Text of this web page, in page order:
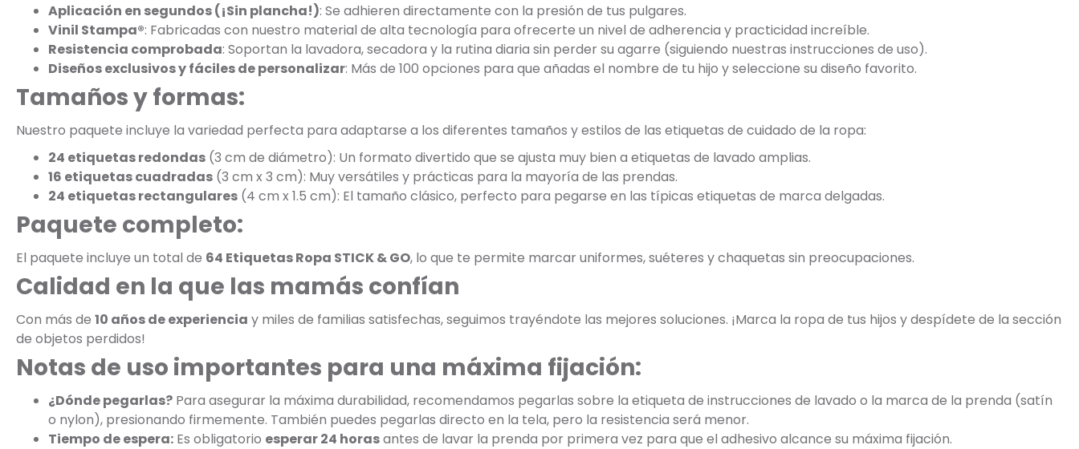
Aplicación en segundos (¡Sin plancha!): Se adhieren directamente con la presión de tus pulgares.
Vinil Stampa®: Fabricadas con nuestro material de alta tecnología para ofrecerte un nivel de adherencia y practicidad increíble.
Resistencia comprobada: Soportan la lavadora, secadora y la rutina diaria sin perder su agarre (siguiendo nuestras instrucciones de uso).
Diseños exclusivos y fáciles de personalizar: Más de 100 opciones para que añadas el nombre de tu hijo y seleccione su diseño favorito.
Tamaños y formas:
Nuestro paquete incluye la variedad perfecta para adaptarse a los diferentes tamaños y estilos de las etiquetas de cuidado de la ropa:
24 etiquetas redondas (3 cm de diámetro): Un formato divertido que se ajusta muy bien a etiquetas de lavado amplias.
16 etiquetas cuadradas (3 cm x 3 cm): Muy versátiles y prácticas para la mayoría de las prendas.
24 etiquetas rectangulares (4 cm x 1.5 cm): El tamaño clásico, perfecto para pegarse en las típicas etiquetas de marca delgadas.
Paquete completo:
El paquete incluye un total de 64 Etiquetas Ropa STICK & GO, lo que te permite marcar uniformes, suéteres y chaquetas sin preocupaciones.
Calidad en la que las mamás confían
Con más de 10 años de experiencia y miles de familias satisfechas, seguimos trayéndote las mejores soluciones. ¡Marca la ropa de tus hijos y despídete de la sección
de objetos perdidos!
Notas de uso importantes para una máxima fijación:
¿Dónde pegarlas? Para asegurar la máxima durabilidad, recomendamos pegarlas sobre la etiqueta de instrucciones de lavado o la marca de la prenda (satín
o nylon), presionando firmemente. También puedes pegarlas directo en la tela, pero la resistencia será menor.
Tiempo de espera: Es obligatorio esperar 24 horasantes de lavar la prenda por primera vez para que el adhesivo alcance su máxima fijación.